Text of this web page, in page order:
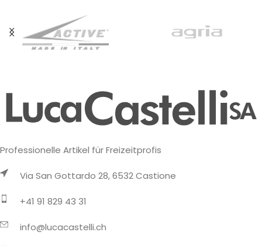
Professionelle Artikel für Freizeitprofis
Via San Gottardo 28, 6532 Castione
+41 91 829 43 31
info@lucacastelli.ch